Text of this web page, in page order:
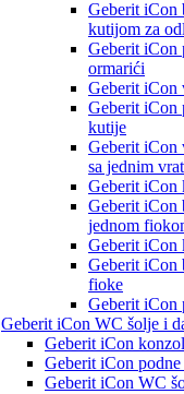
Geberit iCon
kutijom za
Geberit iCon
ormarići
Geberit iCon
Geberit iCon
kutije
Geberit iCon
sa jednim
Geberit iCon
Geberit iCon
jednom
Geberit iCon
Geberit iCon
fioke
Geberit iCon
Geberit iCon WC šolje i
Geberit iCon
Geberit iCon
Geberit iCon WC